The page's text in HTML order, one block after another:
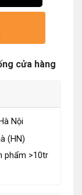
cửa hàng
Nội
(HN)
phẩm >10tr